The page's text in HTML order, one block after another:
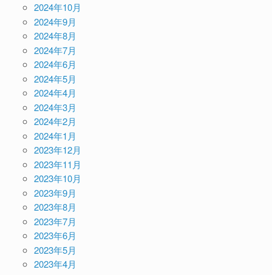
2024年10月
2024年9月
2024年8月
2024年7月
2024年6月
2024年5月
2024年4月
2024年3月
2024年2月
2024年1月
2023年12月
2023年11月
2023年10月
2023年9月
2023年8月
2023年7月
2023年6月
2023年5月
2023年4月